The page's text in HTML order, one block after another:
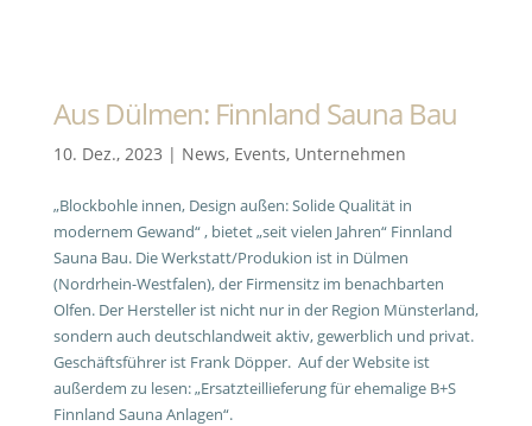
Aus Dülmen: Finnland Sauna Bau
10. Dez., 2023 | News, Events, Unternehmen
„Blockbohle innen, Design außen: Solide Qualität in
modernem Gewand“ , bietet „seit vielen Jahren“ Finnland
Sauna Bau. Die Werkstatt/Produkion ist in Dülmen
(Nordrhein-Westfalen), der Firmensitz im benachbarten
Olfen. Der Hersteller ist nicht nur in der Region Münsterland,
sondern auch deutschlandweit aktiv, gewerblich und privat.
Geschäftsführer ist Frank Döpper.Auf der Website ist
außerdem zu lesen: „Ersatzteillieferung für ehemalige B+S
Finnland Sauna Anlagen“.